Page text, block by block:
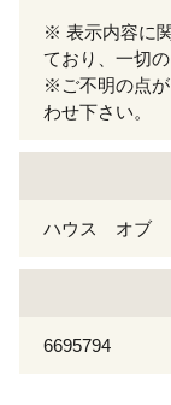
※ 表示内容に
ており、一切
※ご不明の点
わせ下さい。
ハウス オブ
6695794